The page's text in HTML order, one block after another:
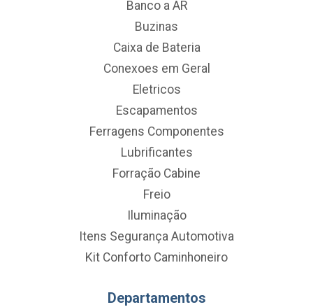
Banco a AR
Buzinas
Caixa de Bateria
Conexoes em Geral
Eletricos
Escapamentos
Ferragens Componentes
Lubrificantes
Forração Cabine
Freio
Iluminação
Itens Segurança Automotiva
Kit Conforto Caminhoneiro
Departamentos